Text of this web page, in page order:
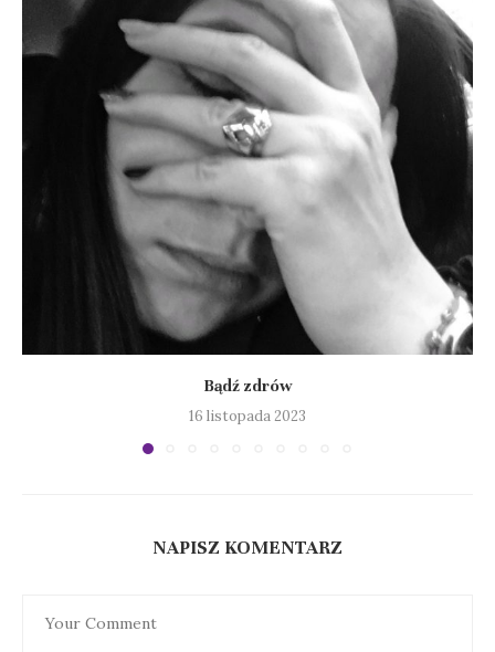
Bądź zdrów
16 listopada 2023
NAPISZ KOMENTARZ